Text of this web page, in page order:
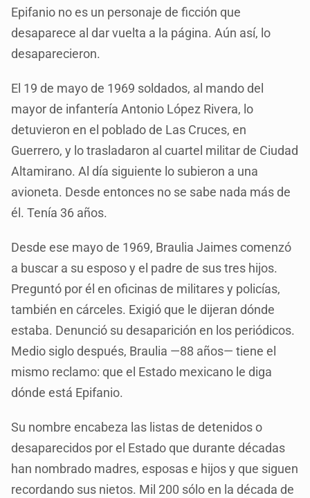
Epifanio no es un personaje de ficción que
desaparece al dar vuelta a la página. Aún así, lo
desaparecieron.
El 19 de mayo de 1969 soldados, al mando del
mayor de infantería Antonio López Rivera, lo
detuvieron en el poblado de Las Cruces, en
Guerrero, y lo trasladaron al cuartel militar de Ciudad
Altamirano. Al día siguiente lo subieron a una
avioneta. Desde entonces no se sabe nada más de
él. Tenía 36 años.
Desde ese mayo de 1969, Braulia Jaimes comenzó
a buscar a su esposo y el padre de sus tres hijos.
Preguntó por él en oficinas de militares y policías,
también en cárceles. Exigió que le dijeran dónde
estaba. Denunció su desaparición en los periódicos.
Medio siglo después, Braulia —88 años— tiene el
mismo reclamo: que el Estado mexicano le diga
dónde está Epifanio.
Su nombre encabeza las listas de detenidos o
desaparecidos por el Estado que durante décadas
han nombrado madres, esposas e hijos y que siguen
recordando sus nietos. Mil 200 sólo en la década de